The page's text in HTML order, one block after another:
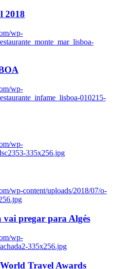
2018
wp-
wp-
010215-
wp-
335x256.jpg
wp-content/uploads/2018/07/o-
vai pregar para Algés
wp-
335x256.jpg
Travel Awards